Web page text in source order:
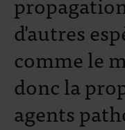
d'autres
comme le
donc la
agents